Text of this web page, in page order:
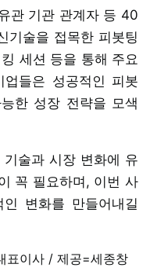
관 기관 관계자 등 40
술을 접목한 피봇팅
세션 등을 통해 주요
들은 성공적인 피봇
한 성장 전략을 모색
술과 시장 변화에 유
꼭 필요하며, 이번 사
변화를 만들어내길